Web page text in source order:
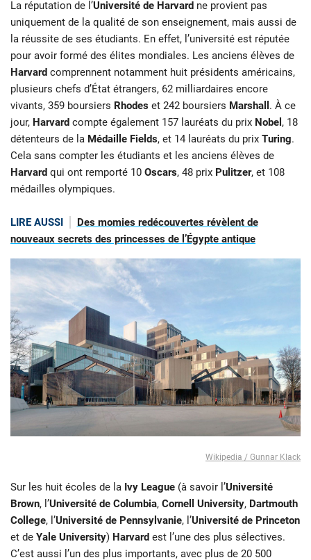
La réputation de l’Université de Harvard ne provient pas
uniquement de la qualité de son enseignement, mais aussi de
la réussite de ses étudiants. En effet, l’université est réputée
pour avoir formé des élites mondiales. Les anciens élèves de
Harvard comprennent notamment huit présidents américains,
plusieurs chefs d’État étrangers, 62 milliardaires encore
vivants, 359 boursiers Rhodes et 242 boursiers Marshall . À ce
jour, Harvard compte également 157 lauréats du prix Nobel , 18
détenteurs de la Médaille Fields, et 14 lauréats du prix Turing.
Cela sans compter les étudiants et les anciens élèves de
Harvard qui ont remporté 10 Oscars, 48 prix Pulitzer, et 108
médailles olympiques.
LIRE AUSSI
Des momies redécouvertes révèlent de
nouveaux secrets des princesses de l’Égypte antique
Wikipedia / Gunnar Klack
Sur les huit écoles de la Ivy League (à savoir l’Université
Brown, l’Université de Columbia, Cornell University, Dartmouth
College, l’Université de Pennsylvanie, l’Université de Princeton
et de Yale University) Harvard est l’une des plus sélectives.
C’est aussi l’un des plus importants, avec plus de 20 500